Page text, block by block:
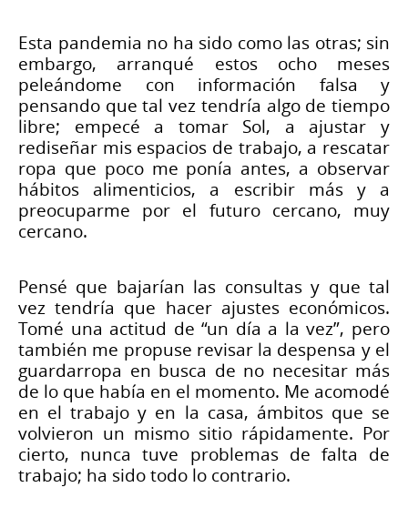
Esta pandemia no ha sido como las otras; sin
embargo, arranqué estos ocho meses
peleándome con información falsa y
pensando que tal vez tendría algo de tiempo
libre; empecé a tomar Sol, a ajustar y
rediseñar mis espacios de trabajo, a rescatar
ropa que poco me ponía antes, a observar
hábitos alimenticios, a escribir más y a
preocuparme por el futuro cercano, muy
cercano.
Pensé que bajarían las consultas y que tal
vez tendría que hacer ajustes económicos.
Tomé una actitud de “un día a la vez”, pero
también me propuse revisar la despensa y el
guardarropa en busca de no necesitar más
de lo que había en el momento. Me acomodé
en el trabajo y en la casa, ámbitos que se
volvieron un mismo sitio rápidamente. Por
cierto, nunca tuve problemas de falta de
trabajo; ha sido todo lo contrario.